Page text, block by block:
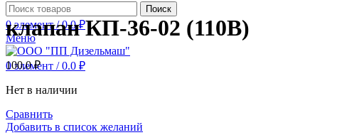
Поиск
0элемент / 0.0₽
Меню
0элемент / 0.0 ₽
клапан КП-36-02 (110В)
100.0₽
Нет в наличии
Сравнить
Добавить в список желаний